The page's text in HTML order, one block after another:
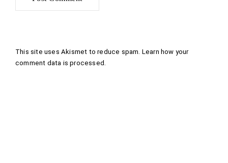
This site uses Akismet to reduce spam. Learn how your
comment data is processed